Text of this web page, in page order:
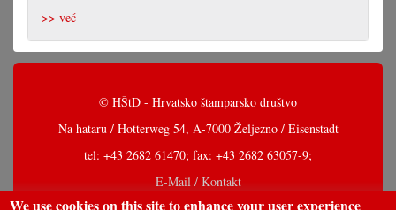
>> već
© HŠtD - Hrvatsko štamparsko društvo
Na hataru / Hotterweg 54, A-7000 Željezno / Eisenstadt
tel: +43 2682 61470; fax: +43 2682 63057-9;
E-Mail / Kontakt
We use cookies on this site to enhance your user experience